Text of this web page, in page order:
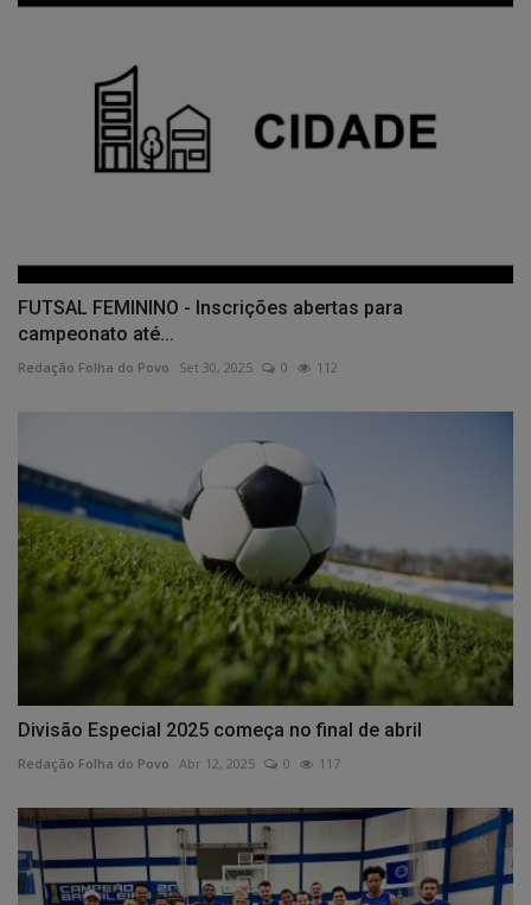
FUTSAL FEMININO - Inscrições abertas para
campeonato até...
Redação Folha do Povo Set 30, 2025 0 112
Divisão Especial 2025 começa no final de abril
Redação Folha do Povo Abr 12, 2025 0 117